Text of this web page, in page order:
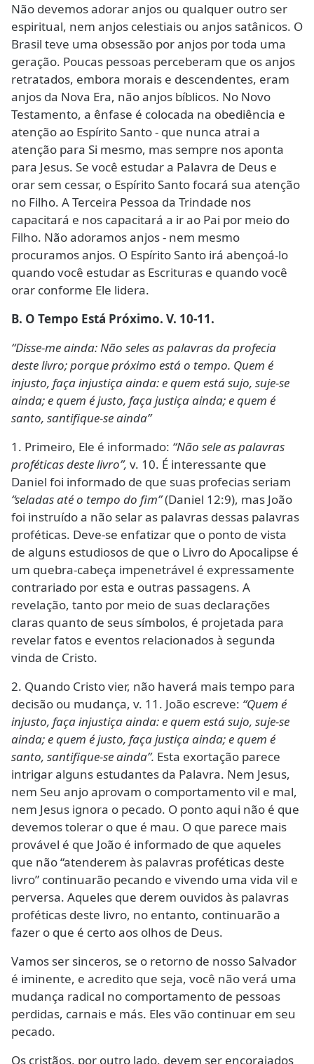
Não devemos adorar anjos ou qualquer outro ser
espiritual, nem anjos celestiais ou anjos satânicos. O
Brasil teve uma obsessão por anjos por toda uma
geração. Poucas pessoas perceberam que os anjos
retratados, embora morais e descendentes, eram
anjos da Nova Era, não anjos bíblicos. No Novo
Testamento, a ênfase é colocada na obediência e
atenção ao Espírito Santo - que nunca atrai a
atenção para Si mesmo, mas sempre nos aponta
para Jesus. Se você estudar a Palavra de Deus e
orar sem cessar, o Espírito Santo focará sua atenção
no Filho. A Terceira Pessoa da Trindade nos
capacitará e nos capacitará a ir ao Pai por meio do
Filho. Não adoramos anjos - nem mesmo
procuramos anjos. O Espírito Santo irá abençoá-lo
quando você estudar as Escrituras e quando você
orar conforme Ele lidera.
B. O Tempo Está Próximo. V. 10-11.
“Disse-me ainda: Não seles as palavras da profecia
deste livro; porque próximo está o tempo. Quem é
injusto, faça injustiça ainda: e quem está sujo, suje-se
ainda; e quem é justo, faça justiça ainda; e quem é
santo, santifique-se ainda”
1. Primeiro, Ele é informado: “Não sele as palavras
proféticas deste livro”, v. 10. É interessante que
Daniel foi informado de que suas profecias seriam
“seladas até o tempo do fim”(Daniel 12:9), mas João
foi instruído a não selar as palavras dessas palavras
proféticas. Deve-se enfatizar que o ponto de vista
de alguns estudiosos de que o Livro do Apocalipse é
um quebra-cabeça impenetrável é expressamente
contrariado por esta e outras passagens. A
revelação, tanto por meio de suas declarações
claras quanto de seus símbolos, é projetada para
revelar fatos e eventos relacionados à segunda
vinda de Cristo.
2. Quando Cristo vier, não haverá mais tempo para
decisão ou mudança, v. 11. João escreve: “Quem é
injusto, faça injustiça ainda: e quem está sujo, suje-se
ainda; e quem é justo, faça justiça ainda; e quem é
santo, santifique-se ainda”. Esta exortação parece
intrigar alguns estudantes da Palavra. Nem Jesus,
nem Seu anjo aprovam o comportamento vil e mal,
nem Jesus ignora o pecado. O ponto aqui não é que
devemos tolerar o que é mau. O que parece mais
provável é que João é informado de que aqueles
que não “atenderem às palavras proféticas deste
livro” continuarão pecando e vivendo uma vida vil e
perversa. Aqueles que derem ouvidos às palavras
proféticas deste livro, no entanto, continuarão a
fazer o que é certo aos olhos de Deus.
Vamos ser sinceros, se o retorno de nosso Salvador
é iminente, e acredito que seja, você não verá uma
mudança radical no comportamento de pessoas
perdidas, carnais e más. Eles vão continuar em seu
pecado.
Os cristãos, por outro lado, devem ser encorajados